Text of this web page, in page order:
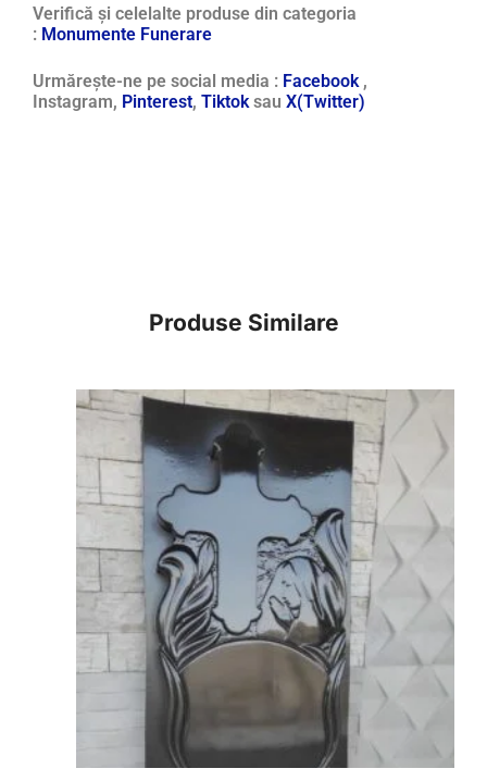
Verifică și celelalte produse din categoria
: Monumente Funerare
Urmărește-ne pe social media : Facebook ,
Instagram, Pinterest, Tiktok sau X(Twitter)
Produse Similare